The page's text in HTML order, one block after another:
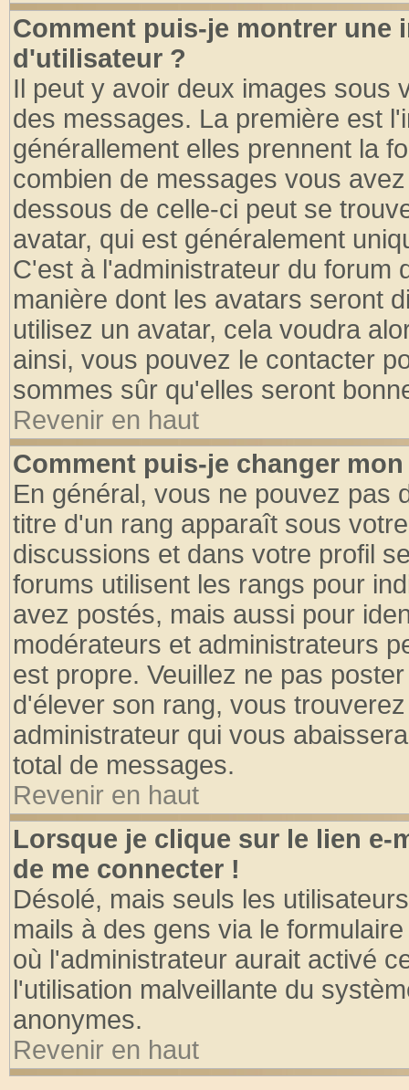
Comment puis-je montrer une
d'utilisateur ?
Il peut y avoir deux images sous
des messages. La première est
générallement elles prennent la
combien de messages vous
dessous de celle-ci peut se
avatar, qui est généralement
C'est à l'administrateur du forum
manière dont les avatars seront
utilisez un avatar, cela voudra
ainsi, vous pouvez le contacter
sommes sûr qu'elles seront
Revenir en haut
Comment puis-je changer
En général, vous ne pouvez pas
titre d'un rang apparaît sous
discussions et dans votre profil
forums utilisent les rangs pour
avez postés, mais aussi pour
modérateurs et administrateurs
est propre. Veuillez ne pas
d'élever son rang, vous
administrateur qui vous
total de messages.
Revenir en haut
Lorsque je clique sur le lien e-
de me connecter !
Désolé, mais seuls les
mails à des gens via le
où l'administrateur aurait activé
l'utilisation malveillante du
anonymes.
Revenir en haut